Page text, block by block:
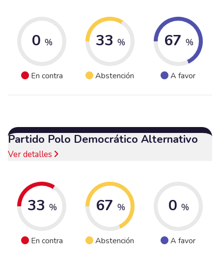
0 %
En contra
33 %
Abstención
67 %
A favor
Partido Polo Democrático Alternativo
Ver detalles
33 %
En contra
67 %
Abstención
0 %
A favor